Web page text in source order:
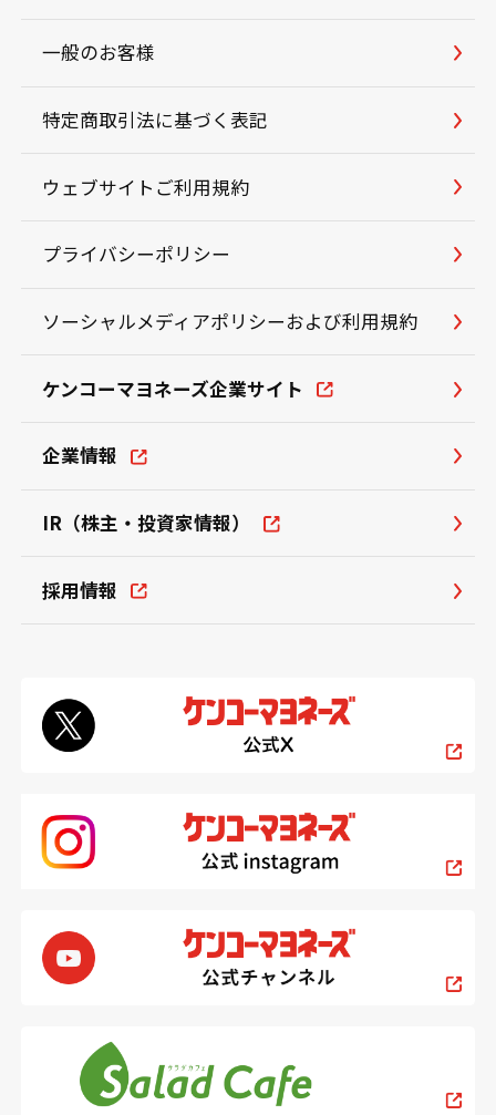
一般のお客様
特定商取引法に基づく表記
ウェブサイトご利用規約
プライバシーポリシー
ソーシャルメディアポリシーおよび利用規約
ケンコーマヨネーズ企業サイト
企業情報
IR（株主・投資家情報）
採用情報